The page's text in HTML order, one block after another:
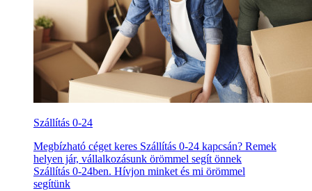
Szállítás 0-24
Megbízható céget keres Szállítás 0-24 kapcsán? Remek
helyen jár, vállalkozásunk örömmel segít önnek
Szállítás 0-24ben. Hívjon minket és mi örömmel
segítünk